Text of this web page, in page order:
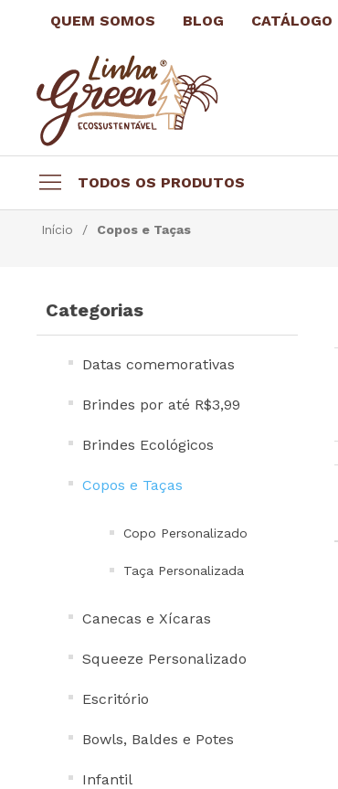
QUEM SOMOS BLOG CATÁLOGO
TODOS OS PRODUTOS
Datas comemorativas
Copos e Taças
Squeeze Personalizado
Escritório
To go e Viagem
Projetos Especiais
Todos
Início / Copos e Taças
Categorias
Datas comemorativas
Brindes por até R$3,99
Brindes Ecológicos
Copos e Taças
Copo Personalizado
Taça Personalizada
Canecas e Xícaras
Squeeze Personalizado
Escritório
Bowls, Baldes e Potes
Infantil